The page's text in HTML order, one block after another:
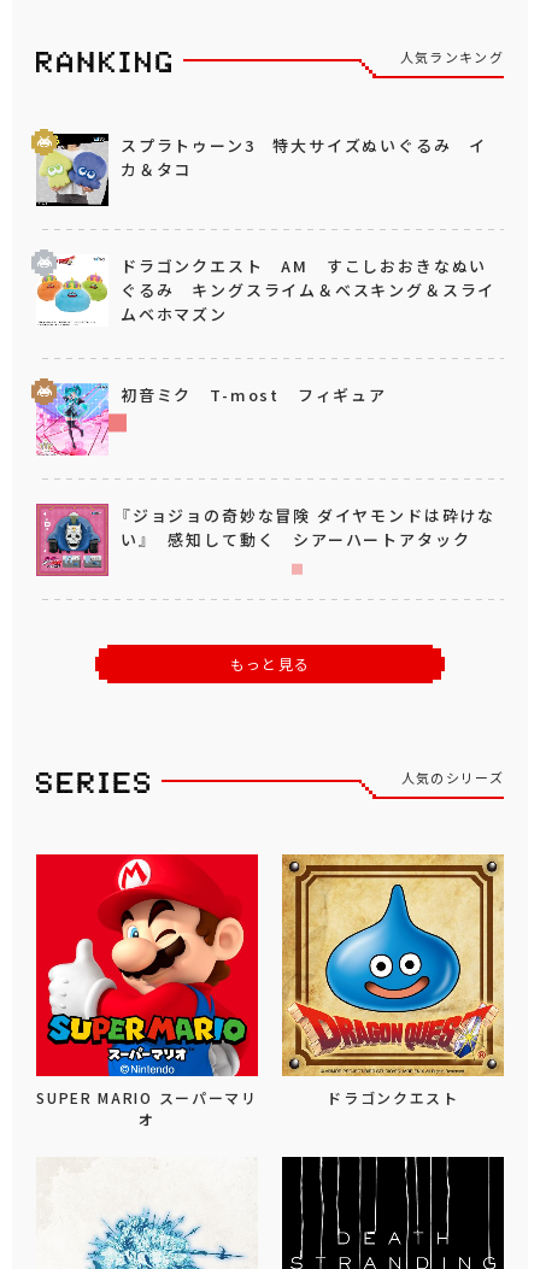
人気ランキング
スプラトゥーン3 特大サイズぬいぐるみ イ
カ＆タコ
ドラゴンクエスト AM すこしおおきなぬい
ぐるみ キングスライム＆ベスキング＆スライ
ムベホマズン
初音ミク T-most フィギュア
『ジョジョの奇妙な冒険 ダイヤモンドは砕けな
い』 感知して動く シアーハートアタック
もっと見る
人気のシリーズ
SUPER MARIO スーパーマリ
オ
ドラゴンクエスト